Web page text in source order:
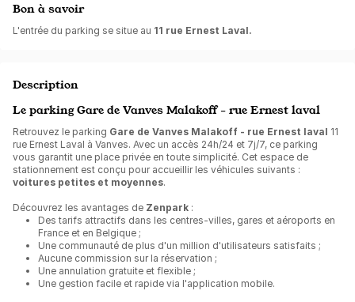
Bon à savoir
L'entrée du parking se situe au 11 rue Ernest Laval.
Description
Le parking Gare de Vanves Malakoff - rue Ernest laval
Retrouvez le parking Gare de Vanves Malakoff - rue Ernest laval 11
rue Ernest Laval à Vanves. Avec un accès 24h/24 et 7j/7, ce parking
vous garantit une place privée en toute simplicité. Cet espace de
stationnement est conçu pour accueillir les véhicules suivants :
voitures petites et moyennes.
Découvrez les avantages de Zenpark :
Des tarifs attractifs dans les centres-villes, gares et aéroports en
France et en Belgique ;
Une communauté de plus d'un million d'utilisateurs satisfaits ;
Aucune commission sur la réservation ;
Une annulation gratuite et flexible ;
Une gestion facile et rapide via l'application mobile.